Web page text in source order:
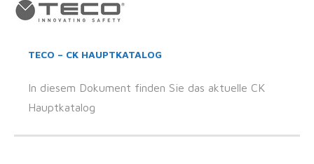
TECO – CK HAUPTKATALOG
In diesem Dokument finden Sie das aktuelle CK
Hauptkatalog